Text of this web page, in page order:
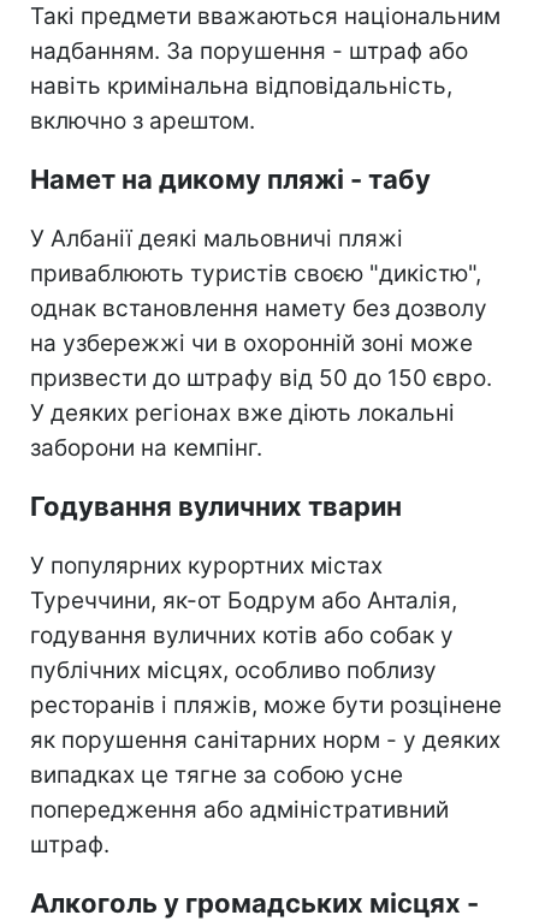
Такі предмети вважаються національним
надбанням. За порушення - штраф або
навіть кримінальна відповідальність,
включно з арештом.
Намет на дикому пляжі - табу
У Албанії деякі мальовничі пляжі
приваблюють туристів своєю "дикістю",
однак встановлення намету без дозволу
на узбережжі чи в охоронній зоні може
призвести до штрафу від 50 до 150 євро.
У деяких регіонах вже діють локальні
заборони на кемпінг.
Годування вуличних тварин
У популярних курортних містах
Туреччини, як-от Бодрум або Анталія,
годування вуличних котів або собак у
публічних місцях, особливо поблизу
ресторанів і пляжів, може бути розцінене
як порушення санітарних норм - у деяких
випадках це тягне за собою усне
попередження або адміністративний
штраф.
Алкоголь у громадських місцях -